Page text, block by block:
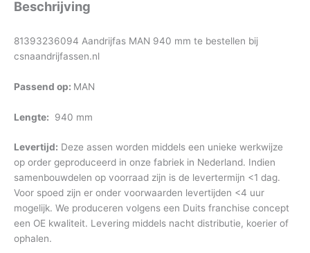
Beschrijving
81393236094 Aandrijfas MAN 940 mm te bestellen bij
csnaandrijfassen.nl
Passend op: MAN
Lengte: 940 mm
Levertijd: Deze assen worden middels een unieke werkwijze
op order geproduceerd in onze fabriek in Nederland. Indien
samenbouwdelen op voorraad zijn is de levertermijn <1 dag.
Voor spoed zijn er onder voorwaarden levertijden <4 uur
mogelijk. We produceren volgens een Duits franchise concept
een OE kwaliteit. Levering middels nacht distributie, koerier of
ophalen.